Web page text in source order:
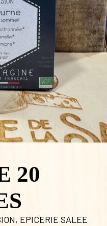
20
, EPICERIE SALEE